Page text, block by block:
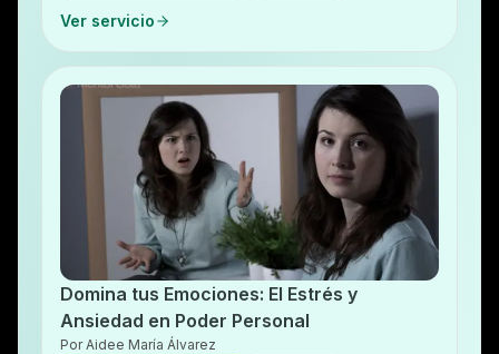
Ver servicio
Domina tus Emociones: El Estrés y
Ansiedad en Poder Personal
Por Aidee María Álvarez